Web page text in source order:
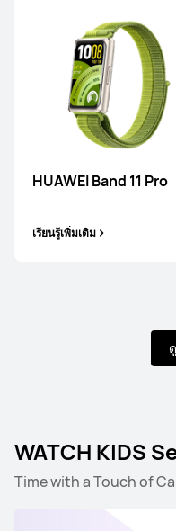
HUAWEI Band 11 Pro
เรียนรู้เพิ่มเติม
WATCH KIDS
Time with a Touch of
WATCH FIT